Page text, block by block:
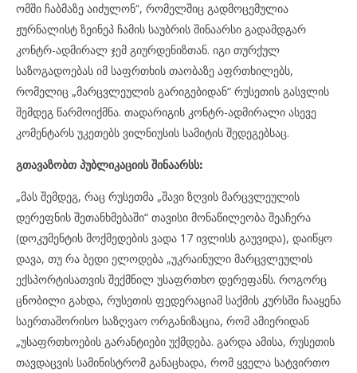
ომში ჩაბმაზე აიძულონ“, რომელშიც გადმოცემულია
ჟურნალისტ ზეინეპ ჩამის საუბრის შინაარსი გადამდგარ
კონტრ-ადმირალ ჯემ გიურდენიზთან. იგი თურქულ
საზოგადოებას იმ საფრთხის თაობაზე აფრთხილებს,
რომელიც „მარცვლეულის გარიგებიდან“ რუსეთის გასვლის
შემდეგ წარმოიქმნა. თადარიგის კონტრ-ადმირალი ასევე
კომენტარს უკეთებს ვილნიუსის სამიტის შედეგებსაც.
გთავაზობთ პუბლიკაციის შინაარსს:
„მას შემდეგ, რაც რუსეთმა „შავი ზღვის მარცვლეულის
დერეფნის შეთანხმებაში“ თავისი მონაწილეობა შეაჩერა
(დოკუმენტის მოქმედების ვადა 17 ივლისს გაუვიდა), დაიწყო
დავა, თუ რა ბედი ელოდება „უკრაინული მარცვლეულის
ექსპორტისათვის შექმნილ უსაფრთხო დერეფანს. როგორც
ცნობილი გახდა, რუსეთის ფედერაციამ საქმის კურსში ჩააყენა
საერთაშორისო საზღვაო ორგანიზაცია, რომ ამიერიდან
„უსაფრთხოების გარანტიები უქმდება. გარდა ამისა, რუსეთის
თავდაცვის სამინისტრომ განაცხადა, რომ ყველა სატვირთო